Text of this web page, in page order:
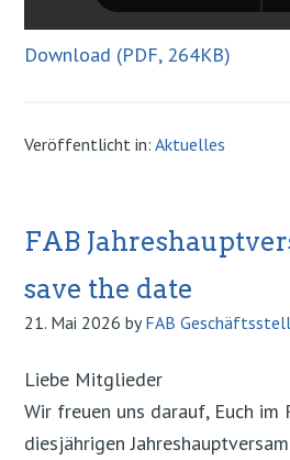
Download (PDF, 264KB)
Veröffentlicht in:Aktuelles
FAB
save the date
21. Mai 2026 byFAB
Liebe Mitglieder
Wir freuen uns darauf, Euch im
diesjährigen